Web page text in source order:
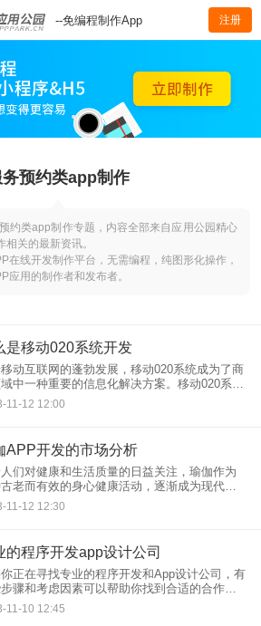
--免编程制作App 注册
务预约类app制作
约类app制作专题，内容全部来自应用公园精心
关的最新资讯。
在线开发制作平台，无需编程，纯图形化操作，
应用的制作者和发布者。
是移动020系统开发
动互联网的蓬勃发展，移动020系统成为了商
中一种重要的信息化解决方案。移动020系统
过移动端技术，为企业提供更高效、便捷的
营管理系统。本文将深入探讨什么是移动020
11-12 12:00
APP开发的市场分析
们对健康和生活质量的日益关注，瑜伽作为
老而有效的身心健康活动，逐渐成为现代都
中的重要一部分。为了满足用户对瑜伽学习
的需求，瑜伽APP的开发成为一个备受关注
11-12 12:30
的程序开发app设计公司
正在寻找专业的程序开发和App设计公司，有
骤和考虑因素可以帮助你找到合适的合作伙
一些建议： 明确需求： 在寻找合适的公
，确保
11-10 12:45